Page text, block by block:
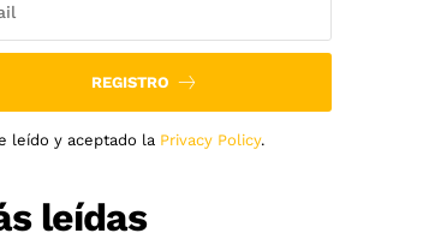
REGISTRO
leído y aceptado la Privacy Policy.
leídas